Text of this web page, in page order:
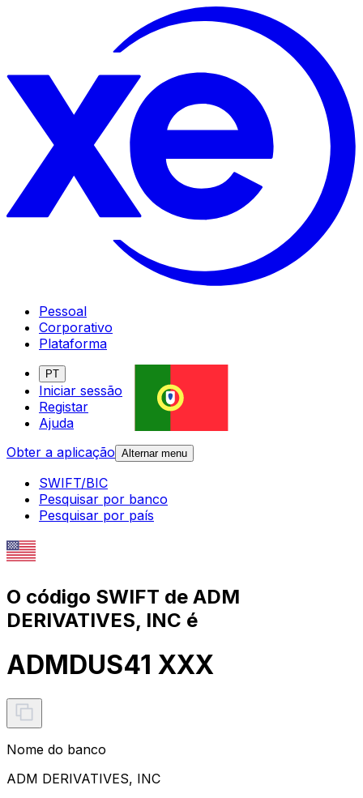
Pessoal
Corporativo
Plataforma
PT
Iniciar sessão
Registar
Ajuda
Obter a aplicação Alternar menu
SWIFT/BIC
Pesquisar por banco
Pesquisar por país
O código SWIFT de ADM
DERIVATIVES, INC é
ADMDUS41 XXX
Nome do banco
ADM DERIVATIVES, INC